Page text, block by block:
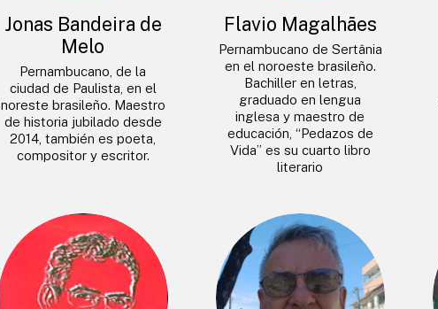
Jonas Bandeira de
Melo
Pernambucano, de la
ciudad de Paulista, en el
noreste brasileño. Maestro
de historia jubilado desde
2014, también es poeta,
compositor y escritor.
Flavio Magalhães
Pernambucano de Sertânia
en el noroeste brasileño.
Bachiller en letras,
graduado en lengua
inglesa y maestro de
educación, “Pedazos de
Vida” es su cuarto libro
literario